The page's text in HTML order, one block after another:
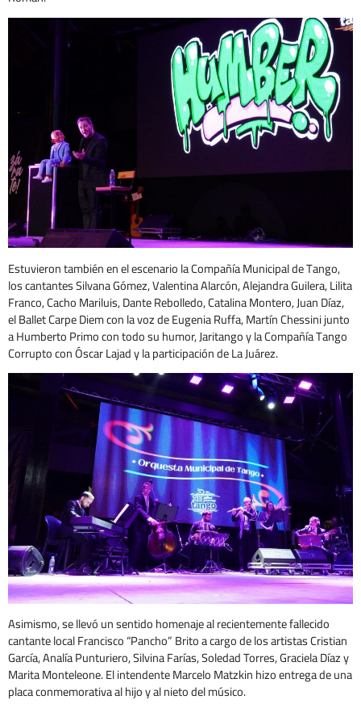
Estuvieron también en el escenario la Compañía Municipal de Tango,
los cantantes Silvana Gómez, Valentina Alarcón, Alejandra Guilera, Lilita
Franco, Cacho Mariluis, Dante Rebolledo, Catalina Montero, Juan Díaz,
el Ballet Carpe Diem con la voz de Eugenia Ruffa, Martín Chessini junto
a Humberto Primo con todo su humor, Jaritango y la Compañía Tango
Corrupto con Óscar Lajad y la participación de La Juárez.
Asimismo, se llevó un sentido homenaje al recientemente fallecido
cantante local Francisco “Pancho” Brito a cargo de los artistas Cristian
García, Analía Punturiero, Silvina Farías, Soledad Torres, Graciela Díaz y
Marita Monteleone. El intendente Marcelo Matzkin hizo entrega de una
placa conmemorativa al hijo y al nieto del músico.